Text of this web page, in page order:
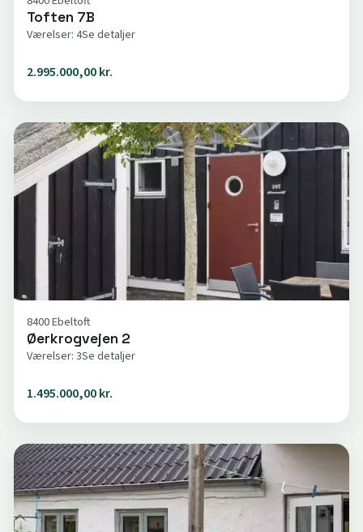
Toften 7B
Værelser: 4Se detaljer
2.995.000,00 kr.
8400 Ebeltoft
Øerkrogvejen 2
Værelser: 3Se detaljer
1.495.000,00 kr.